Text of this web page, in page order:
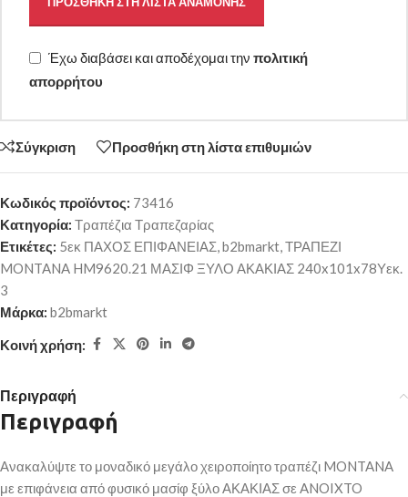
Έχω διαβάσει και αποδέχομαι την πολιτική
απορρήτου
Σύγκριση Προσθήκη στη λίστα επιθυμιών
Κωδικός προϊόντος: 73416
Κατηγορία: Τραπέζια Τραπεζαρίας
Ετικέτες: 5εκ ΠΑΧΟΣ ΕΠΙΦΑΝΕΙΑΣ,b2bmarkt,ΤΡΑΠΕΖΙ
MONTANA HM9620.21 ΜΑΣΙΦ ΞΥΛΟ ΑΚΑΚΙΑΣ 240x101x78Υεκ.
3
Μάρκα: b2bmarkt
Κοινή χρήση:
Περιγραφή
Περιγραφή
Ανακαλύψτε το μοναδικό μεγάλο χειροποίητο τραπέζι MONTANA
με επιφάνεια από φυσικό μασίφ ξύλο ΑΚΑΚΙΑΣ σε ANOIXTO